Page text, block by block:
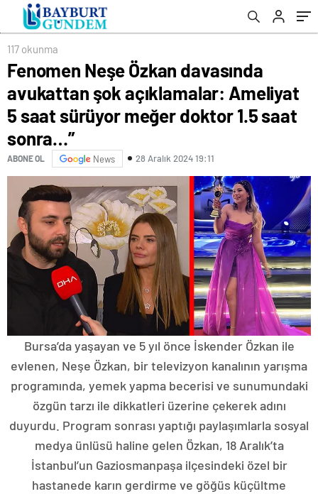
meğer doktor 1.5 saat sonra…”
117 okunma
Fenomen Neşe Özkan davasında
avukattan şok açıklamalar: Ameliyat
5 saat sürüyor meğer doktor 1.5 saat
sonra…”
ABONE OL News 28 Aralık 2024 19:11
Bursa’da yaşayan ve 5 yıl önce İskender Özkan ile
evlenen, Neşe Özkan, bir televizyon kanalının yarışma
programında, yemek yapma becerisi ve sunumundaki
özgün tarzı ile dikkatleri üzerine çekerek adını
duyurdu. Program sonrası yaptığı paylaşımlarla sosyal
medya ünlüsü haline gelen Özkan, 18 Aralık’ta
İstanbul’un Gaziosmanpaşa ilçesindeki özel bir
hastanede karın gerdirme ve göğüs küçültme